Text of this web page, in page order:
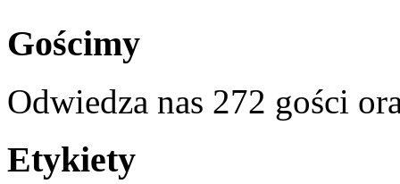
Gościmy
Odwiedza nas 272 gości
Etykiety